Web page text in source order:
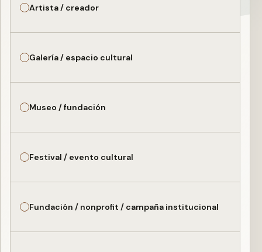
Artista / creador
Galería / espacio cultural
Museo / fundación
Festival / evento cultural
Fundación / nonprofit / campaña institucional